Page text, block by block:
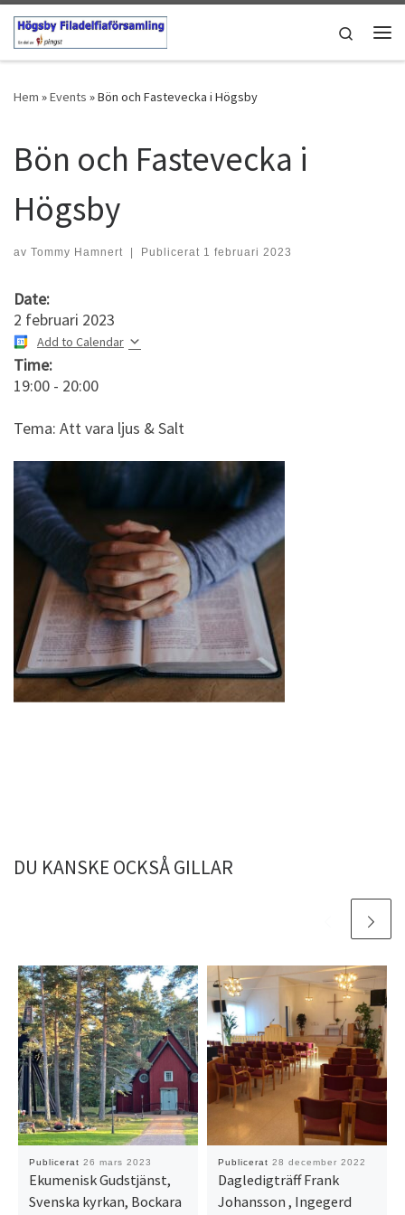
Hoppa till innehåll
Search
Hem »Events »Bön och Fastevecka i Högsby
Bön och Fastevecka i
Högsby
av Tommy Hamnert | Publicerat 1 februari 2023
Date:
2 februari 2023
Add to Calendar
Time:
19:00 - 20:00
Tema: Att vara ljus & Salt
DU KANSKE OCKSÅ GILLAR
Publicerat 26 mars 2023
Ekumenisk Gudstjänst,
Svenska kyrkan, Bockara
Publicerat 28 december 2022
Dagledigträff Frank
Johansson , Ingegerd